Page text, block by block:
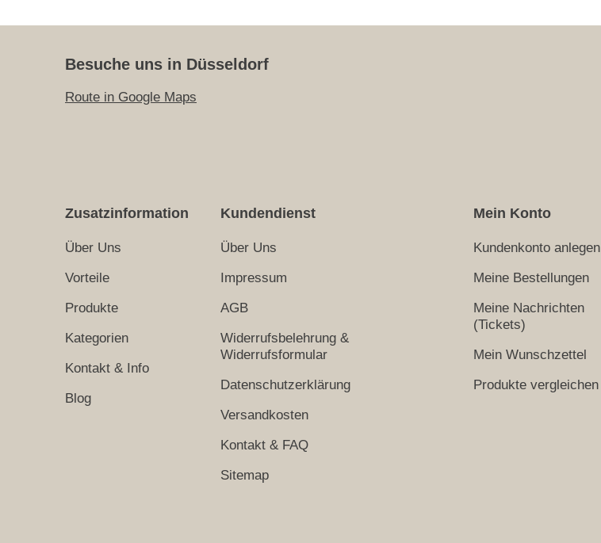
Besuche uns in Düsseldorf
Route in Google Maps
Zusatzinformation
Über Uns
Vorteile
Produkte
Kategorien
Kontakt & Info
Blog
Kundendienst
Über Uns
Impressum
AGB
Widerrufsbelehrung &
Widerrufsformular
Datenschutzerklärung
Versandkosten
Kontakt & FAQ
Sitemap
Mein Konto
Kundenkonto anlegen
Meine Bestellungen
Meine Nachrichten
(Tickets)
Mein Wunschzettel
Produkte vergleichen